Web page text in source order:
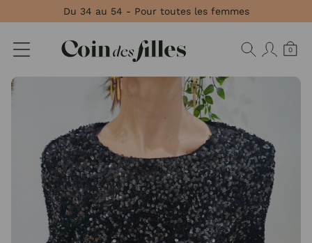
Du 34 au 54 - Pour toutes les femmes
0
Panneau de gestion des cookies